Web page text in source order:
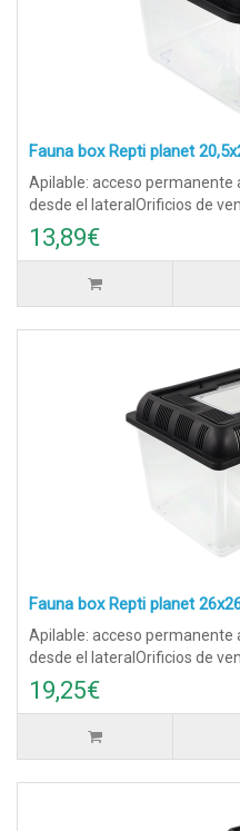
Fauna box Repti planet
Apilable: acceso permanente
desde el lateralOrificios de
13,89€
Fauna box Repti planet
Apilable: acceso permanente
desde el lateralOrificios de
19,25€